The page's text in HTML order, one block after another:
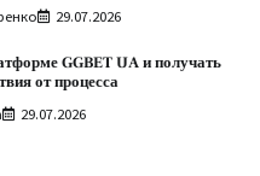
29.07.2026
GGBET UA и получать
от процесса
29.07.2026